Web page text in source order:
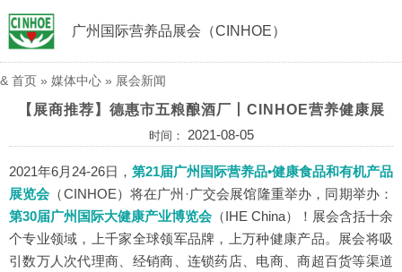
广州国际营养品展会（CINHOE）
& 首页 » 媒体中心 » 展会新闻
【展商推荐】德惠市五粮酿酒厂丨CINHOE营养健康展
时间： 2021-08-05
2021年6月24-26日， 第21届广州国际营养品•健康食品和有机产品
展览会 （CINHOE） 将在广州·广交会展馆隆重举办，同期举办：
第30届广州国际大健康产业博览会 （IHE China）
！展会含括十余
个专业领域，上千家全球领军品牌，上万种健康产品。展会将吸
引数万人次代理商、经销商、连锁药店、电商、商超百货等渠道